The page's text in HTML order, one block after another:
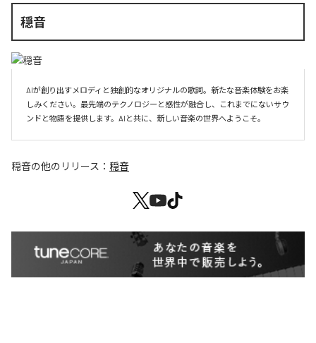
穏音
AIが創り出すメロディと独創的なオリジナルの歌詞。新たな音楽体験をお楽
しみください。最先端のテクノロジーと感性が融合し、これまでにないサウ
ンドと物語を提供します。AIと共に、新しい音楽の世界へようこそ。
穏音の他のリリース： 穏音